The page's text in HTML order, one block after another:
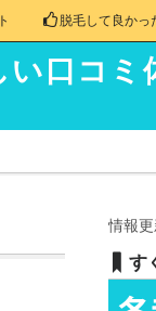
口コミ
情報
す
脱毛して良かっ